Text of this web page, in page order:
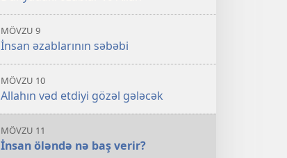
MÖVZU 9
İnsan əzablarının səbəbi
MÖVZU 10
Allahın vəd etdiyi gözəl gələcək
MÖVZU 11
İnsan öləndə nə baş verir?